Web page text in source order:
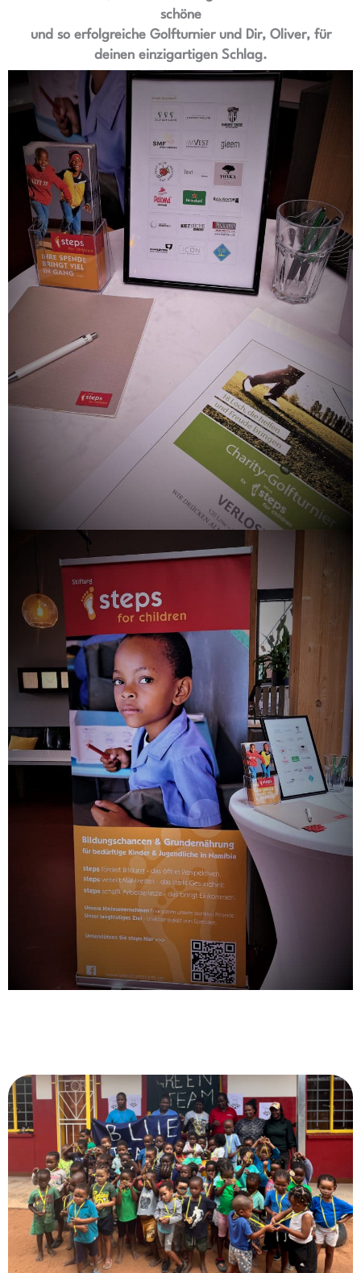
schöne
und so erfolgreiche Golfturnier und Dir, Oliver, für
deinen einzigartigen Schlag.